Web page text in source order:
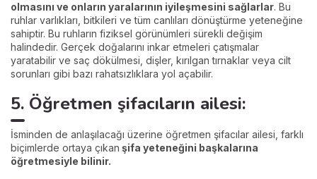
olmasını ve onların yaralarının iyileşmesini sağlarlar. Bu
ruhlar varlıkları, bitkileri ve tüm canlıları dönüştürme yeteneğine
sahiptir. Bu ruhların fiziksel görünümleri sürekli değişim
halindedir. Gerçek doğalarını inkar etmeleri çatışmalar
yaratabilir ve saç dökülmesi, dişler, kırılgan tırnaklar veya cilt
sorunları gibi bazı rahatsızlıklara yol açabilir.
5. Öğretmen şifacıların ailesi:
İsminden de anlaşılacağı üzerine öğretmen şifacılar ailesi, farklı
biçimlerde ortaya çıkan şifa yeteneğini başkalarına
öğretmesiyle bilinir.